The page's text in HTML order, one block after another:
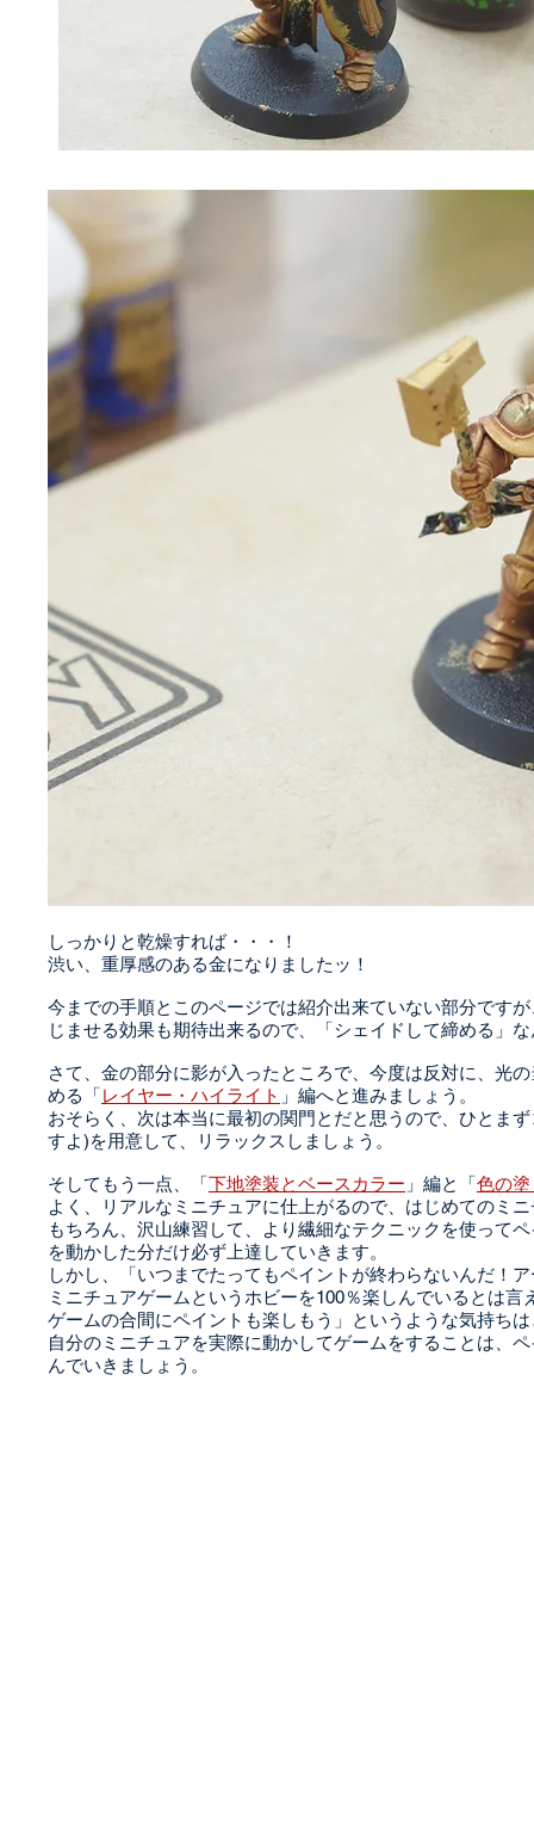
しっかりと乾燥すれば・・・！
渋い、重厚感のある金になりましたッ！
今までの手順とこのページでは紹介出来ていない部分です
じませる効果も期待出来るので、「シェイドして締める」
さて、金の部分に影が入ったところで、今度は反対に、光
める「レイヤー・ハイライト 」編へと進みましょう。
おそらく、次は本当に最初の関門とだと思うので、ひとま
すよ)を用意して、リラックスしましょう。
そしてもう一点、「下地塗装とベースカラー 」編と「色の
よく、リアルなミニチュアに仕上がるので、はじめてのミ
もちろん、沢山練習して、より繊細なテクニックを使って
を動かした分だけ必ず上達していきます。
しかし、「いつまでたってもペイントが終わらないんだ！
ミニチュアゲームというホビーを100％楽しんでいるとは
ゲームの合間にペイントも楽しもう」というような気持ち
自分のミニチュアを実際に動かしてゲームをすることは、
んでいきましょう。